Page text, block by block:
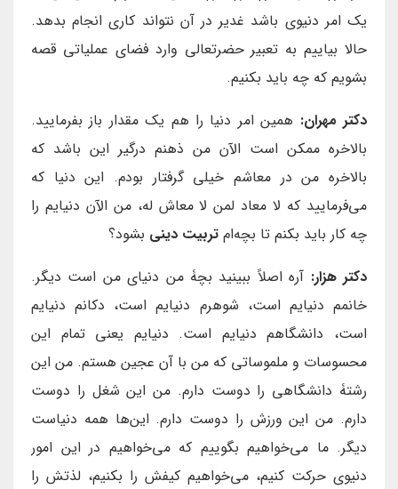
یک امر دنیوی باشد غدیر در آن نتواند کاری انجام بدهد.
حالا بیاییم به تعبیر حضرتعالی وارد فضای عملیاتی قصه
بشویم که چه باید بکنیم.
دکتر مهران: همین امر دنیا را هم یک مقدار باز بفرمایید.
بالاخره ممکن است الآن من ذهنم درگیر این باشد که
بالاخره من در معاشم خیلی گرفتار بودم. این دنیا که
می‌فرمایید که لا معاد لمن لا معاش له، من الآن دنیایم را
چه کار باید بکنم تا بچه‌ام تربیت دینی بشود؟
دکتر هزار: آره اصلاً ببینید بچۀ من دنیای من است دیگر.
خانمم دنیایم است، شوهرم دنیایم است، دکانم دنیایم
است، دانشگاهم دنیایم است. دنیایم یعنی تمام این
محسوسات و ملموساتی که من با آن عجین هستم. من این
رشتۀ دانشگاهی را دوست دارم. من این شغل را دوست
دارم. من این ورزش را دوست دارم. این‌ها همه دنیاست
دیگر. ما می‌خواهیم بگوییم که می‌خواهیم در این امور
دنیوی حرکت کنیم، می‌خواهیم کیفش را بکنیم، لذتش را